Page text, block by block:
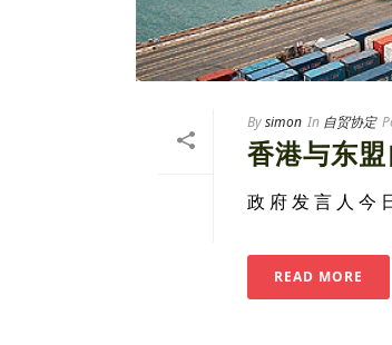
Bysimon In 自贸协定
香港与东
政 府 发 言 人 今
READ MORE